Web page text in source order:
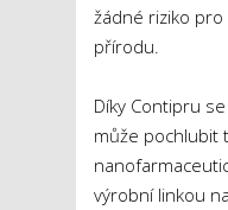
žádné riziko pro
přírodu.
Díky Contipru
může pochlubit
výrobní linkou